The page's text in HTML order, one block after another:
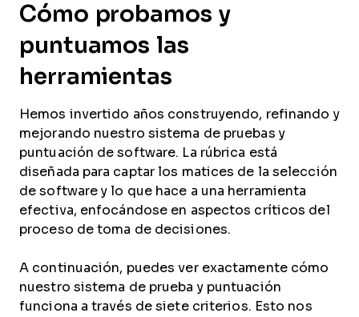
Cómo probamos y
puntuamos las
herramientas
Hemos invertido años construyendo, refinando y
mejorando nuestro sistema de pruebas y
puntuación de software. La rúbrica está
diseñada para captar los matices de la selección
de software y lo que hace a una herramienta
efectiva, enfocándose en aspectos críticos del
proceso de toma de decisiones.
A continuación, puedes ver exactamente cómo
nuestro sistema de prueba y puntuación
funciona a través de siete criterios. Esto nos